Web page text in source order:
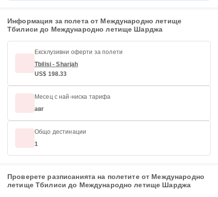
Информация за полета от Международно летище
Тбилиси до Международно летище Шарджа
Ексклузивни оферти за полети
Tbilisi - Sharjah
US$ 198.33
Месец с най-ниска тарифа
авг
Общо дестинации
1
Проверете разписанията на полетите от Международно
летище Тбилиси до Международно летище Шарджа